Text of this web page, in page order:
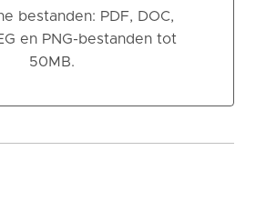
of sleep en zet hier neer
bestanden: PDF, DOC,
en PNG-bestanden tot
50MB.